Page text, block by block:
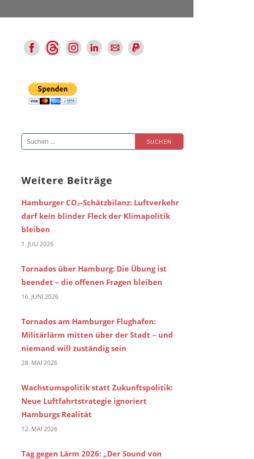
Suchen
Weitere Beiträge
Hamburger CO₂-Schätzbilanz: Luftverkehr
darf kein blinder Fleck der Klimapolitik
bleiben
1. JULI 2026
Tornados über Hamburg: Die Übung ist
beendet – die offenen Fragen bleiben
16. JUNI 2026
Tornados am Hamburger Flughafen:
Militärlärm mitten über der Stadt – und
niemand will zuständig sein
28. MAI 2026
Wachstumspolitik statt Zukunftspolitik:
Neue Luftfahrtstrategie ignoriert
Hamburgs Realität
12. MAI 2026
Tag gegen Lärm 2026: „Der Sound von